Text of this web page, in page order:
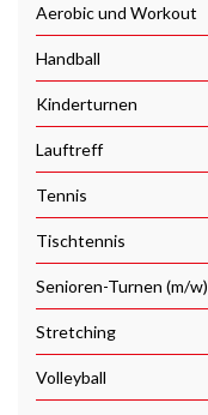
Aerobic und Workout
Handball
Kinderturnen
Lauftreff
Tennis
Tischtennis
Senioren-Turnen (m/w)
Stretching
Volleyball